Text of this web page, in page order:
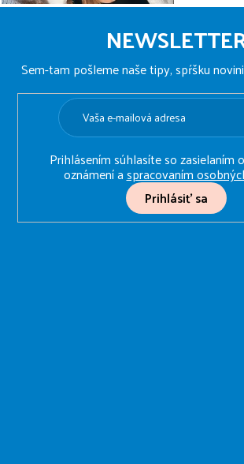
Z
Sem-tam pošleme naše tipy, spŕšku
Prihlásením súhlasíte so zasielaním
oznámení aspracovaním
Prihlásiť sa